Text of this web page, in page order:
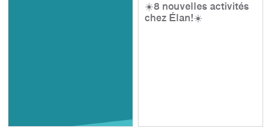
☀️8 nouvelles activités
chez Élan!☀️